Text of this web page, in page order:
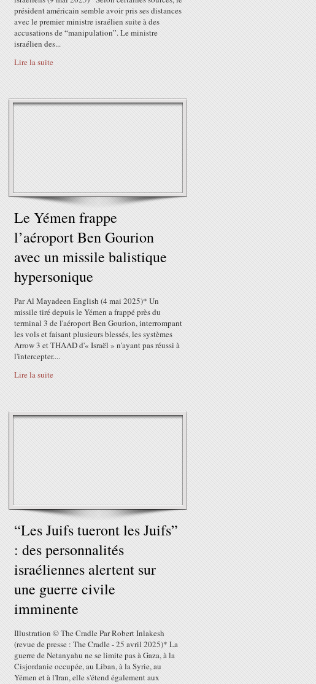
président américain semble avoir pris ses distances
avec le premier ministre israélien suite à des
accusations de “manipulation”. Le ministre
israélien des...
Lire la suite
Le Yémen frappe
l’aéroport Ben Gourion
avec un missile balistique
hypersonique
Par Al Mayadeen English (4 mai 2025)* Un
missile tiré depuis le Yémen a frappé près du
terminal 3 de l'aéroport Ben Gourion, interrompant
les vols et faisant plusieurs blessés, les systèmes
Arrow 3 et THAAD d'« Israël » n'ayant pas réussi à
l'intercepter....
Lire la suite
“Les Juifs tueront les Juifs”
: des personnalités
israéliennes alertent sur
une guerre civile
imminente
Illustration © The Cradle Par Robert Inlakesh
(revue de presse : The Cradle - 25 avril 2025)* La
guerre de Netanyahu ne se limite pas à Gaza, à la
Cisjordanie occupée, au Liban, à la Syrie, au
Yémen et à l'Iran, elle s'étend également aux